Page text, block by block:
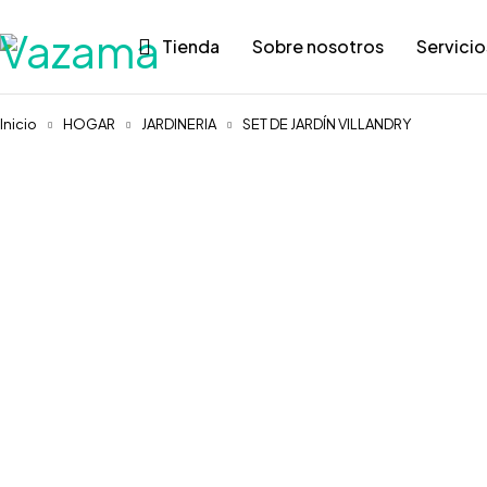
Tienda Sobre nosotros
Inicio HOGAR JARDINERIA SET DE JARDÍN VILLANDRY